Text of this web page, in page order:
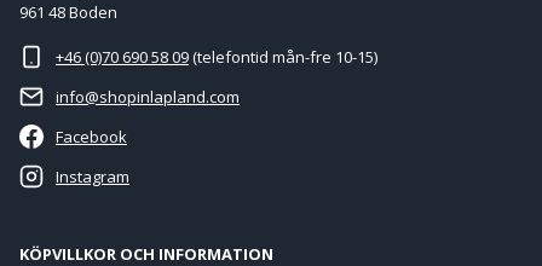
961 48 Boden
+46 (0)70 690 58 09(telefontid mån-fre 10-15)
info@shopinlapland.com
Facebook
Instagram
KÖPVILLKOR OCH INFORMATION